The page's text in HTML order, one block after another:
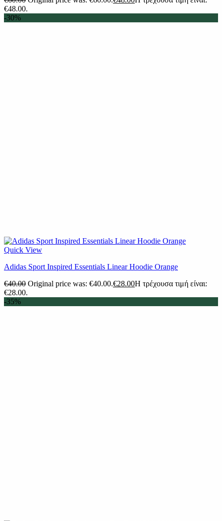
€48.00.
-30%
Quick View
Adidas Sport Inspired Essentials Linear Hoodie Orange
€40.00 Original price was: €40.00.€28.00Η τρέχουσα τιμή είναι:
€28.00.
-35%